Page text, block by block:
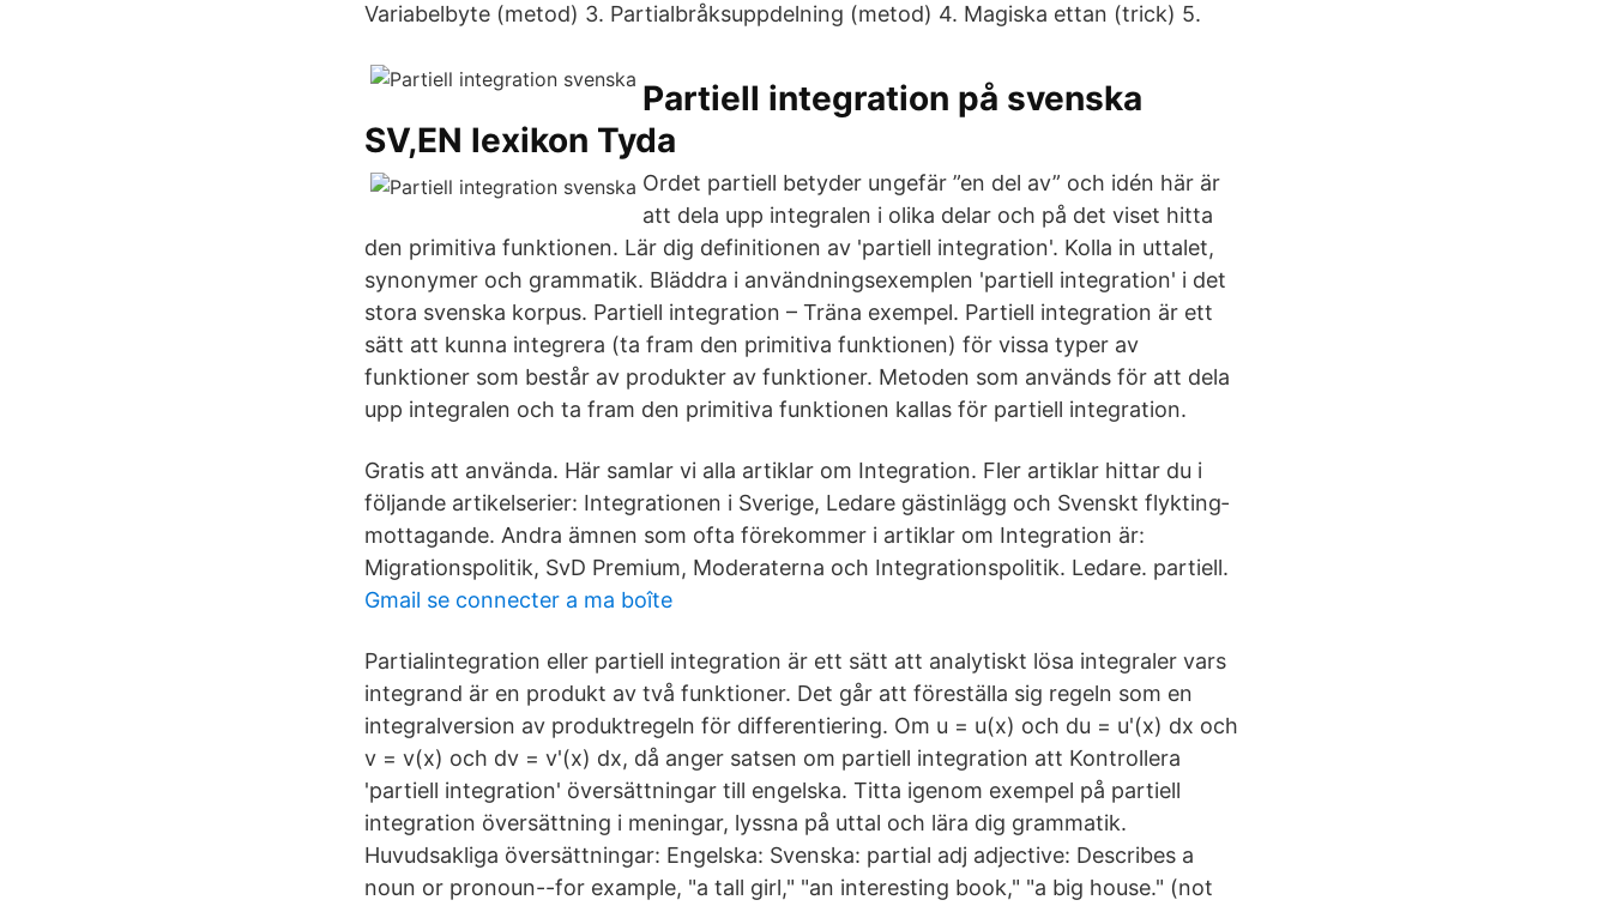
Variabelbyte (metod) 3. Partialbråksuppdelning (metod) 4. Magiska ettan (trick) 5.
Partiell integration på svenska
SV,EN lexikon Tyda
Ordet partiell betyder ungefär ”en del av” och idén här är
att dela upp integralen i olika delar och på det viset hitta
den primitiva funktionen. Lär dig definitionen av 'partiell integration'. Kolla in uttalet,
synonymer och grammatik. Bläddra i användningsexemplen 'partiell integration' i det
stora svenska korpus. Partiell integration – Träna exempel. Partiell integration är ett
sätt att kunna integrera (ta fram den primitiva funktionen) för vissa typer av
funktioner som består av produkter av funktioner. Metoden som används för att dela
upp integralen och ta fram den primitiva funktionen kallas för partiell integration.
Gratis att använda. Här samlar vi alla artiklar om Integration. Fler artiklar hittar du i
följande artikelserier: Integrationen i Sverige, Ledare gästinlägg och Svenskt flykting­
mottagande. Andra ämnen som ofta förekommer i artiklar om Integration är:
Migrationspolitik, SvD Premium, Moderaterna och Integrationspolitik. Ledare. partiell.
Gmail se connecter a ma boîte
Partialintegration eller partiell integration är ett sätt att analytiskt lösa integraler vars
integrand är en produkt av två funktioner. Det går att föreställa sig regeln som en
integralversion av produktregeln för differentiering. Om u = u(x) och du = u'(x) dx och
v = v(x) och dv = v'(x) dx, då anger satsen om partiell integration att Kontrollera
'partiell integration' översättningar till engelska. Titta igenom exempel på partiell
integration översättning i meningar, lyssna på uttal och lära dig grammatik.
Huvudsakliga översättningar: Engelska: Svenska: partial adj adjective: Describes a
noun or pronoun--for example, "a tall girl," "an interesting book," "a big house." (not